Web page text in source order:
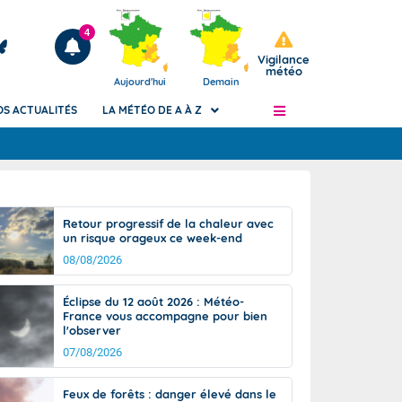
Articles
4
Aujourd'hui Demain
Vigilance
météo
de
Phénomènes dangereux de J+2 à J+7
Avertissement pluies intenses à l'échelle
des communes (Apic)
Bulletins Marine
Bulletins d'estimation du risque
d'avalanche
Météo des forêts
Vigicrues
ACTUALITÉS LA MÉTÉO DE A À Z
Retour progressif de la chaleur avec
un risque orageux ce week-end
08/08/2026
Éclipse du 12 août 2026 : Météo-
France vous accompagne pour bien
l'observer
07/08/2026
Feux de forêts : danger élevé dans le